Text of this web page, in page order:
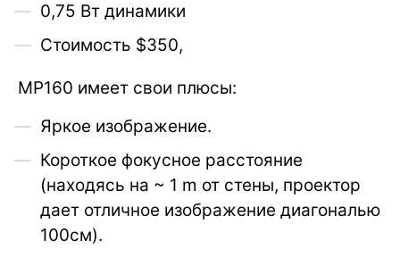
0,75 Вт динамики
Стоимость $350,
MP160 имеет свои плюсы:
Яркое изображение.
Короткое фокусное расстояние
(находясь на ~ 1 m от стены, проектор
дает отличное изображение диагональю
100см).